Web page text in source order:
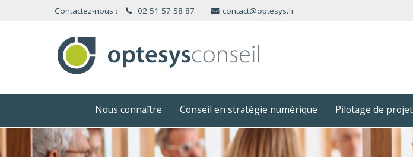
Contactez-nous : 02 51 57 58 87 contact@optesys.fr
Nous connaître Conseil en stratégie numérique Pilotage de projet
Panneau de gestion des cookies